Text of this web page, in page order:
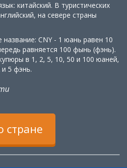
китайский. В туристических
на севере страны
CNY - 1 юань равен 10
равняется 100 фынь (фэнь).
в 1, 2, 5, 10, 50 и 100 юаней,
5 фэнь.
стране